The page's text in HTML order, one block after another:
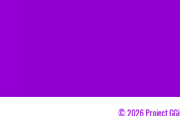
© 2026 Project